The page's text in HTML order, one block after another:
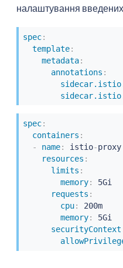
налаштування введених
spec:
template:
metadata:
annotations :
spec:
containers :
-
name: istio-proxy
resources :
limits :
memory:
5Gi
requests :
cpu:
200m
memory:
5Gi
securityContext